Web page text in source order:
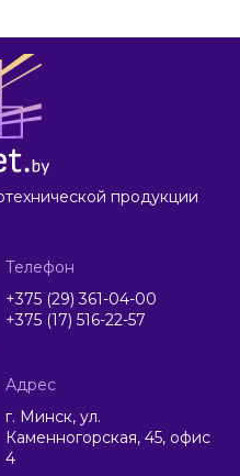
продукции
Телефон
+375 (29) 361-04-00
+375 (17) 516-22-57
Адрес
г. Минск, ул.
Каменногорская, 45, офис
4